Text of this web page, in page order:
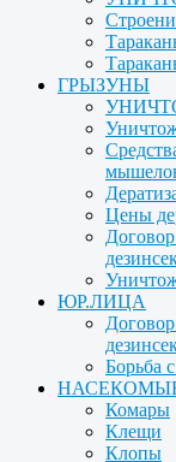
ГРЫЗУНЫ
Цены
ЮР.ЛИЦА
Борьба
Комары
Клещи
Клопы